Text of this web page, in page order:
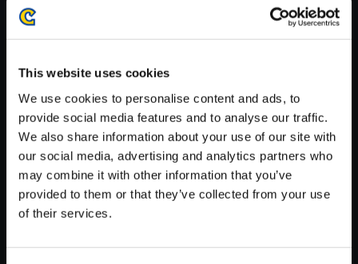
This website uses cookies
We use cookies to personalise content and ads, to
provide social media features and to analyse our traffic.
We also share information about your use of our site with
our social media, advertising and analytics partners who
may combine it with other information that you’ve
provided to them or that they’ve collected from your use
of their services.
がかかる場合がございます。
※ご購入いただいたファイルのダウンロードの際には、通信環境
が安定しているWifi環境でお試しください。
【単曲】モンスターハンタース
トーリーズ2 ～破滅の翼～ オ
リジナル・サウンドトラック 凶
150円(税込)